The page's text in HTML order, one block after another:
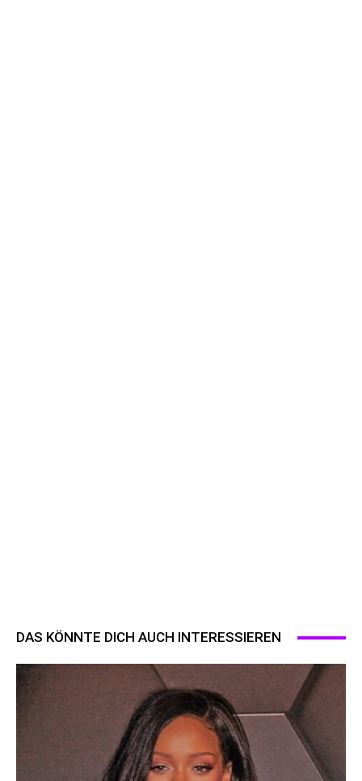
DAS KÖNNTE DICH AUCH INTERESSIEREN